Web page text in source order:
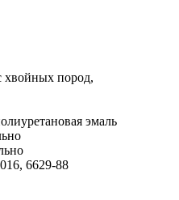
хвойных пород,
эмаль
6629-88